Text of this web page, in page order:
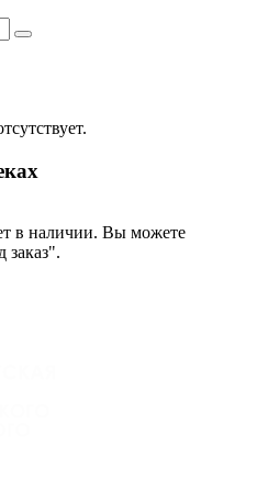
в наличии. Вы можете
заказ".